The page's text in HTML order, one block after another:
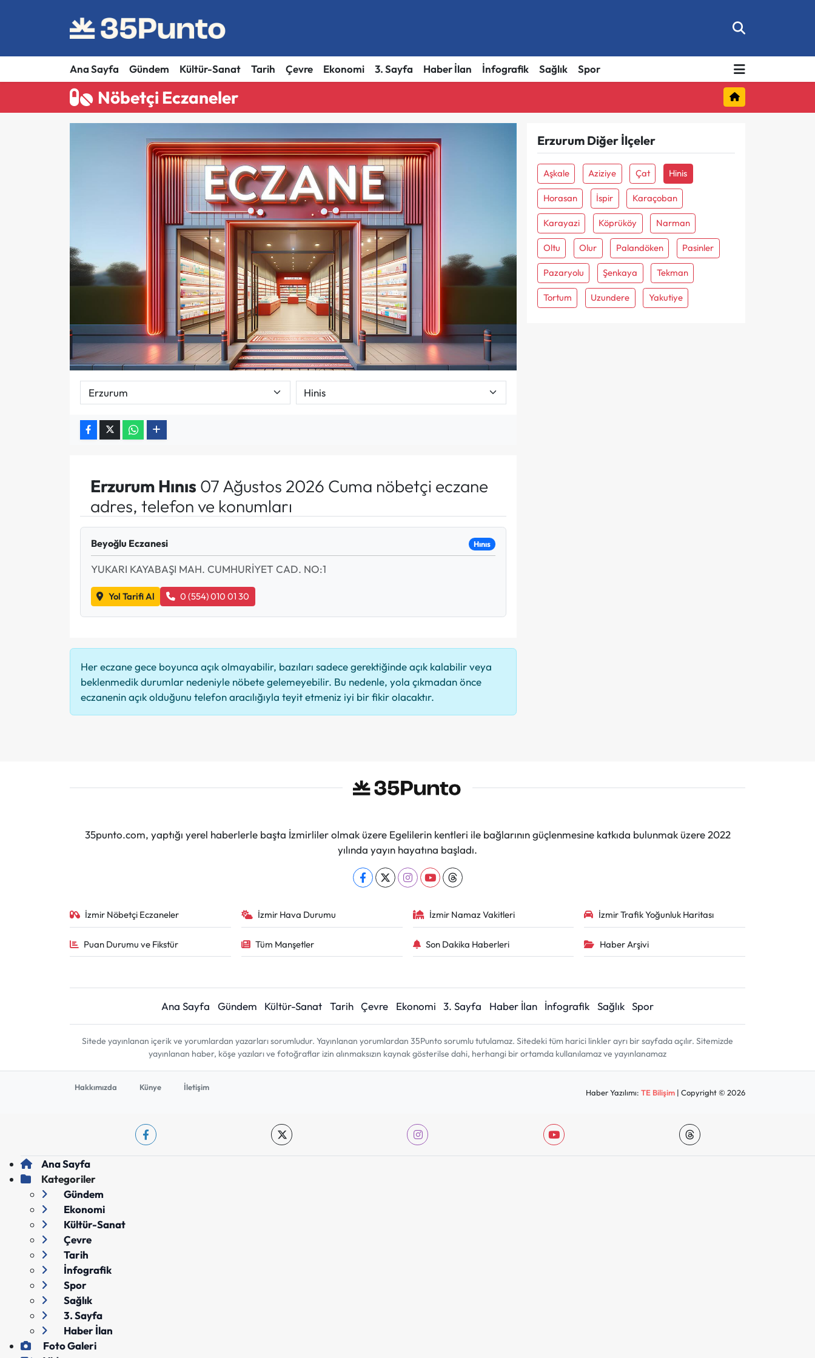
Ana Sayfa Gündem Kültür-Sanat Tarih Çevre Ekonomi 3. Sayfa Haber İlan İnfografik Sağlık Spor
Nöbetçi Eczaneler
Erzurum Hınıs 07 Ağustos 2026 Cuma nöbetçi eczane
adres, telefon ve konumları
Beyoğlu Eczanesi Hınıs
YUKARI KAYABAŞI MAH. CUMHURİYET CAD. NO:1
Yol Tarifi Al 0 (554) 010 01 30
Her eczane gece boyunca açık olmayabilir, bazıları sadece gerektiğinde açık kalabilir veya
beklenmedik durumlar nedeniyle nöbete gelemeyebilir. Bu nedenle, yola çıkmadan önce
eczanenin açık olduğunu telefon aracılığıyla teyit etmeniz iyi bir fikir olacaktır.
Erzurum Diğer İlçeler
Aşkale Aziziye Çat Hinis
Horasan İspir Karaçoban
Karayazi Köprüköy Narman
Oltu Olur Palandöken Pasinler
Pazaryolu Şenkaya Tekman
Tortum Uzundere Yakutiye
35punto.com, yaptığı yerel haberlerle başta İzmirliler olmak üzere Egelilerin kentleri ile bağlarının güçlenmesine katkıda bulunmak üzere 2022
yılında yayın hayatına başladı.
İzmir Nöbetçi Eczaneler İzmir Hava Durumu İzmir Namaz Vakitleri İzmir Trafik Yoğunluk Haritası
Puan Durumu ve Fikstür Tüm Manşetler Son Dakika Haberleri Haber Arşivi
Ana Sayfa Gündem Kültür-Sanat Tarih Çevre Ekonomi 3. Sayfa Haber İlan İnfografik Sağlık Spor
Sitede yayınlanan içerik ve yorumlardan yazarları sorumludur. Yayınlanan yorumlardan 35Punto sorumlu tutulamaz. Sitedeki tüm harici linkler ayrı bir sayfada açılır. Sitemizde
yayınlanan haber, köşe yazıları ve fotoğraflar izin alınmaksızın kaynak gösterilse dahi, herhangi bir ortamda kullanılamaz ve yayınlanamaz
Hakkımızda Künye İletişim
Haber Yazılımı:TE Bilişim | Copyright © 2026
Ana Sayfa
Kategoriler
Gündem
Ekonomi
Kültür-Sanat
Çevre
Tarih
İnfografik
Spor
Sağlık
3. Sayfa
Haber İlan
Foto Galeri